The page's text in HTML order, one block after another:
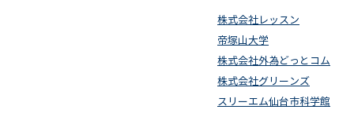
株式会社レッスン
帝塚山大学
株式会社外為どっとコム
株式会社グリーンズ
スリーエム仙台市科学館